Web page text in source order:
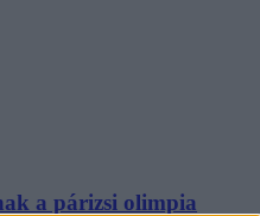
a párizsi olimpia